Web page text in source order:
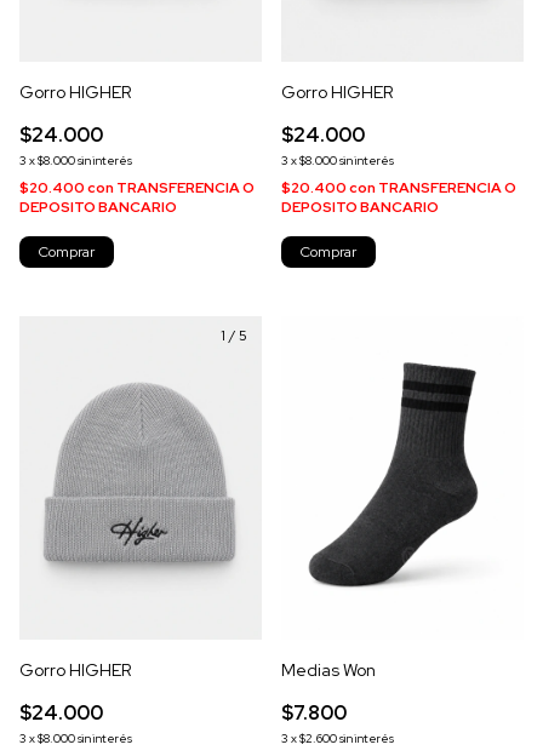
Gorro HIGHER
$24.000
3 x$8.000sin interés
$20.400conTRANSFERENCIA O
DEPOSITO BANCARIO
Comprar
Gorro HIGHER
$24.000
3 x$8.000sin interés
$20.400conTRANSFERENCIA O
DEPOSITO BANCARIO
Comprar
1 /5
Gorro HIGHER
$24.000
3 x$8.000sin interés
Medias Won
$7.800
3 x$2.600sin interés